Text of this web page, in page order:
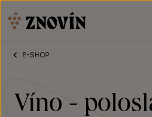
E-SHOP
Víno -